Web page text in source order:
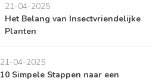
21-04-2025
Het Belang van Insectvriendelijke
Planten
21-04-2025
10 Simpele Stappen naar een